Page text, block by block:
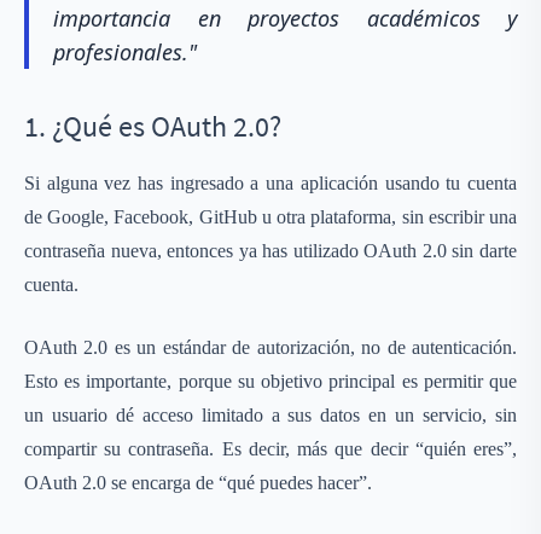
importancia en proyectos académicos y
profesionales."
1. ¿Qué es OAuth 2.0?
Si alguna vez has ingresado a una aplicación usando tu cuenta
de Google, Facebook, GitHub u otra plataforma, sin escribir una
contraseña nueva, entonces ya has utilizado OAuth 2.0 sin darte
cuenta.
OAuth 2.0 es un estándar de autorización, no de autenticación.
Esto es importante, porque su objetivo principal es permitir que
un usuario dé acceso limitado a sus datos en un servicio, sin
compartir su contraseña. Es decir, más que decir “quién eres”,
OAuth 2.0 se encarga de “qué puedes hacer”.